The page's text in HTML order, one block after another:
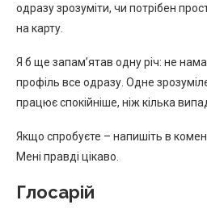
одразу зрозуміти, чи потрібен
на карту.
Я б ще запам’ятав одну річ: не
профіль все одразу. Одне
працює спокійніше, ніж кілька
Якщо спробуєте – напишіть в
Мені правді цікаво.
Глосарій